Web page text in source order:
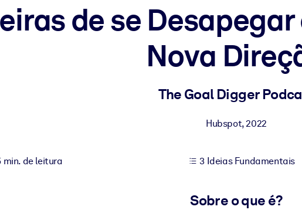
para seu LMS/LXP para resultados de aprendizagem mais sólidos.
confiável e estruturado para melhorar os resultados.
de se
Nova
The Goal Digger
Hubspot,2022
min. de leitura 3 Ideias Fundamentais
Sobre o que é?